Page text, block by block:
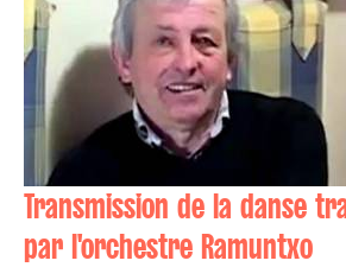
Transmission de la danse
par l'orchestre Ramuntxo